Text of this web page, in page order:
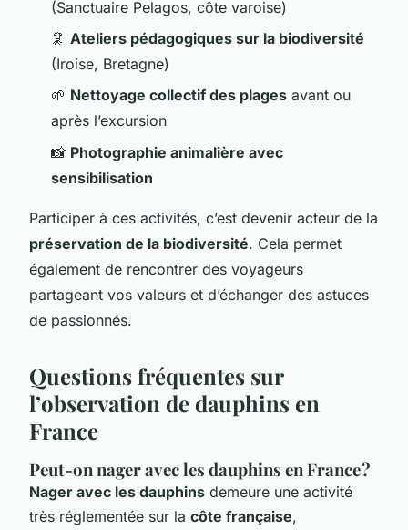
(Sanctuaire Pelagos, côte varoise)
🦑 Ateliers pédagogiques sur la biodiversité
(Iroise, Bretagne)
🌱 Nettoyage collectif des plages avant ou
après l’excursion
📸 Photographie animalière avec
sensibilisation
Participer à ces activités, c’est devenir acteur de la
préservation de la biodiversité. Cela permet
également de rencontrer des voyageurs
partageant vos valeurs et d’échanger des astuces
de passionnés.
Questions fréquentes sur
l’observation de dauphins en
France
Peut-on nager avec les dauphins en France ?
Nager avec les dauphins demeure une activité
très réglementée sur la côte française,